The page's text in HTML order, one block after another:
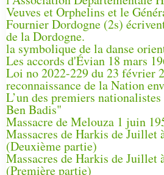
Veuves et Orphelins et le
Fournier Dordogne (2s)
de la Dordogne.
la symbolique de la danse
Les accords d'Évian 18 mars
Loi no 2022-229 du 23 février
reconnaissance de la Nation
L’un des premiers
Ben Badis"
Massacre de Melouza 1 juin
Massacres de Harkis de Juillet
(Deuxième partie)
Massacres de Harkis de Juillet
(Première partie)